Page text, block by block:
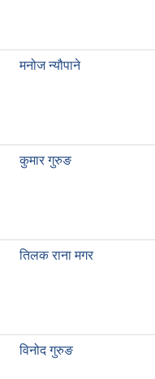
मनोज न्यौपाने
कुमार गुरुङ
तिलक राना मगर
विनोद गुरुङ